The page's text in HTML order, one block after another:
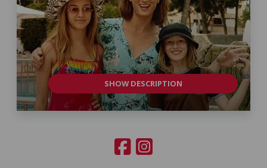
SHOW DESCRIPTION